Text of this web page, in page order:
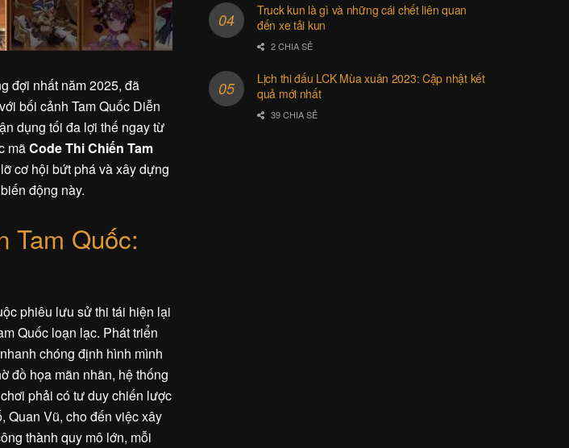
đợi nhất năm 2025, đã
bối cảnh Tam Quốc Diễn
dụng tối đa lợi thế ngay từ
mãCode Thi Chiến Tam
cơ hội bứt phá và xây dựng
động này.
Tam Quốc:
phiêu lưu sử thi tái hiện lại
Quốc loạn lạc. Phát triển
chóng định hình mình
đồ họa mãn nhãn, hệ thống
phải có tư duy chiến lược
Quan Vũ, cho đến việc xây
thành quy mô lớn, mỗi
Truck kun là gì và những cái chết liên quan
đến xe tải kun
2 CHIA SẺ
Lịch thi đấu LCK Mùa xuân 2023: Cập nhật kết
quả mới nhất
39 CHIA SẺ